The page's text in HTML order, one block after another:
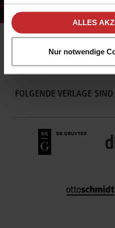
unserenHinweisen zum
ALLES
Nur notwendige
FOLGENDE VERLAGE